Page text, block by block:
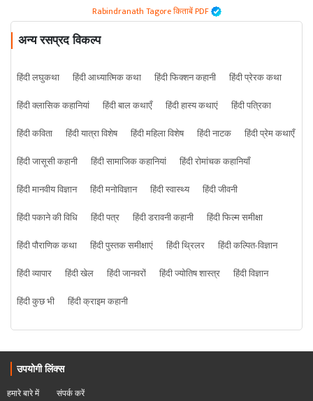
Rabindranath Tagore किताबें PDF
अन्य रसप्रद विकल्प
हिंदी लघुकथा हिंदी आध्यात्मिक कथा हिंदी फिक्शन कहानी
हिंदी प्रेरक कथा
हिंदी क्लासिक कहानियां
हिंदी बाल कथाएँ हिंदी हास्य कथाएं
हिंदी पत्रिका
हिंदी कविता
हिंदी यात्रा विशेष हिंदी महिला विशेष हिंदी नाटक
हिंदी प्रेम कथाएँ
हिंदी जासूसी कहानी
हिंदी सामाजिक कहानियां
हिंदी रोमांचक कहानियाँ
हिंदी मानवीय विज्ञान
हिंदी मनोविज्ञान हिंदी स्वास्थ्य
हिंदी जीवनी
हिंदी पकाने की विधि
हिंदी पत्र हिंदी डरावनी कहानी
हिंदी फिल्म समीक्षा
हिंदी पौराणिक कथा
हिंदी पुस्तक समीक्षाएं हिंदी थ्रिलर
हिंदी कल्पित-विज्ञान
हिंदी व्यापार
हिंदी खेल हिंदी जानवरों हिंदी ज्योतिष शास्त्र
हिंदी विज्ञान
हिंदी कुछ भी
हिंदी क्राइम कहानी
उपयोगी लिंक्स
हमारे बारे में संपर्क करें